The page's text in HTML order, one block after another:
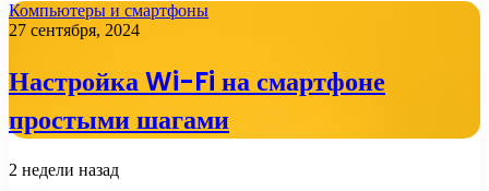
Компьютеры и смартфоны
27 сентября, 2024
Настройка Wi-Fi на смартфоне
простыми шагами
2 недели назад